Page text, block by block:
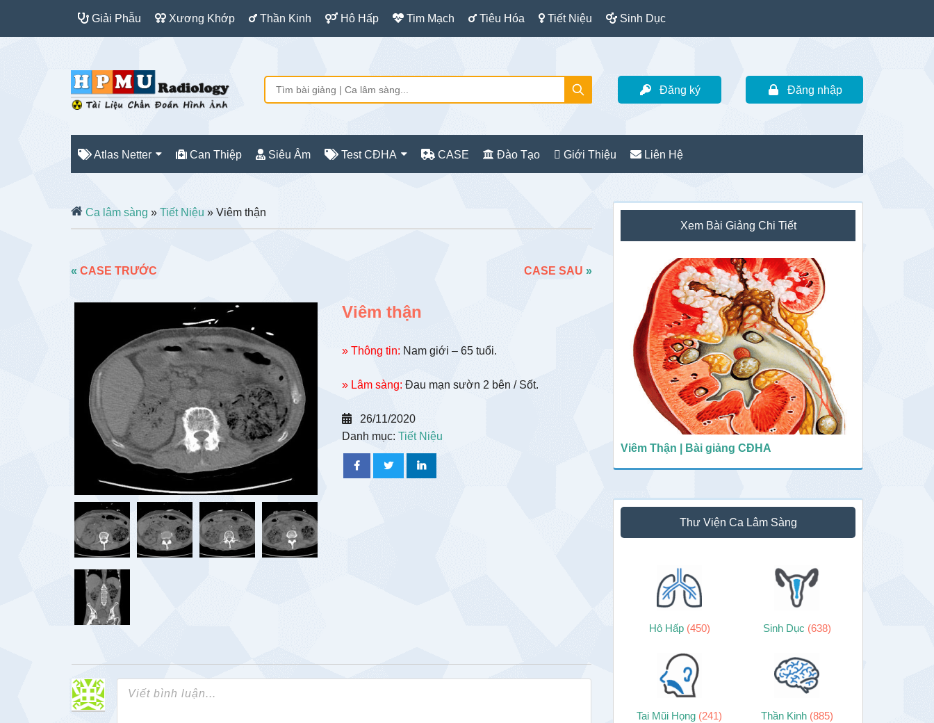
Giải Phẫu Xương Khớp Thần Kinh Hô Hấp Tim Mạch Tiêu Hóa Tiết Niệu Sinh Dục
Đăng ký Đăng nhập
Atlas Netter Can Thiệp Siêu Âm Test CĐHA CASE Đào Tạo Giới Thiệu Liên Hệ
Ca lâm sàng » Tiết Niệu » Viêm thận
« CASE TRƯỚC CASE SAU »
Viêm thận
» Thông tin: Nam giới – 65 tuổi.
» Lâm sàng: Đau mạn sườn 2 bên / Sốt.
26/11/2020
Danh mục: Tiết Niệu
Sidebar
chính
Xem Bài Giảng Chi Tiết
Viêm Thận | Bài giảng CĐHA
Thư Viện Ca Lâm Sàng
Hô Hấp (450) Sinh Dục (638)
Tai Mũi Họng (241) Thần Kinh (885)